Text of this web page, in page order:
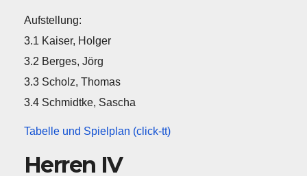
Aufstellung:
3.1 Kaiser, Holger
3.2 Berges, Jörg
3.3 Scholz, Thomas
3.4 Schmidtke, Sascha
Tabelle und Spielplan (click-tt)
Herren IV